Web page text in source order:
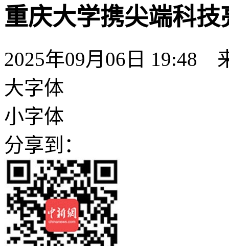
重庆大学携尖端科技
2025年09月06日 19:48
大字体
小字体
分享到：